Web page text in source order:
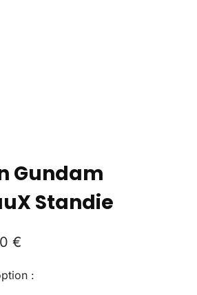
Gundam
Standie
€
: